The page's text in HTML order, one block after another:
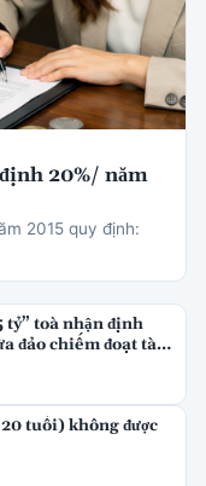
20%/ năm
2015 quy định:
tỷ” toà nhận định
đảo chiếm đoạt tài
tuổi) không được